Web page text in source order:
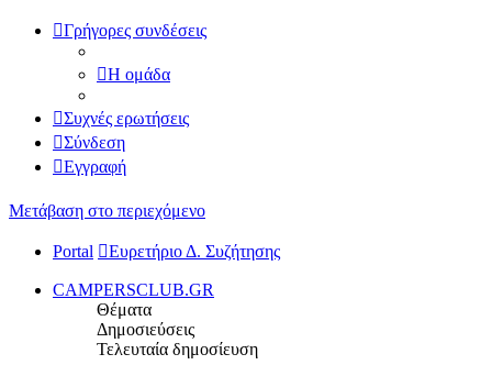
Γρήγορες συνδέσεις
Η ομάδα
Συχνές ερωτήσεις
Σύνδεση
Εγγραφή
Μετάβαση στο περιεχόμενο
Portal Ευρετήριο Δ. Συζήτησης
CAMPERSCLUB.GR
Θέματα
Δημοσιεύσεις
Τελευταία δημοσίευση